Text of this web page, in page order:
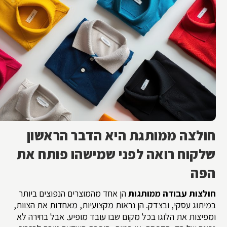
חולצה ממותגת היא הדבר הראשון
שלקוח רואה לפני שמישהו פותח את
הפה
חולצות עבודה ממותגותהן אחד מהמוצרים הנפוצים ביותר
במיתוג עסקי, ובצדק. הן נראות מקצועיות, מאחדות את הצוות,
ומפיצות את הלוגו בכל מקום שבו עובד מופיע. אבל בחירה לא